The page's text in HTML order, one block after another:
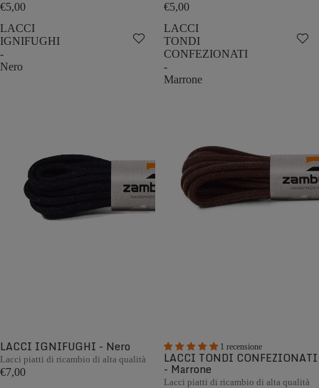
€5,00
€5,00
LACCI
IGNIFUGHI
-
Nero
LACCI IGNIFUGHI - Nero
Lacci piatti di ricambio di alta qualità
€7,00
LACCI
TONDI
CONFEZIONATI
-
Marrone
1 recensione
LACCI TONDI CONFEZIONATI
- Marrone
Lacci piatti di ricambio di alta qualità